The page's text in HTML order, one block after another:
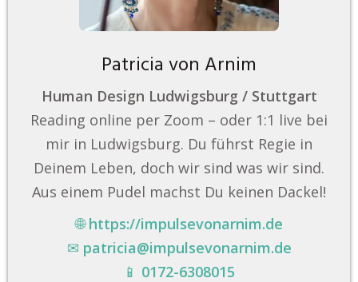
Patricia von Arnim
Human Design Ludwigsburg / Stuttgart
Reading online per Zoom – oder 1:1 live bei
mir in Ludwigsburg. Du führst Regie in
Deinem Leben, doch wir sind was wir sind.
Aus einem Pudel machst Du keinen Dackel!
🌐https://impulsevonarnim.de
✉ patricia@impulsevonarnim.de
📱 0172-6308015